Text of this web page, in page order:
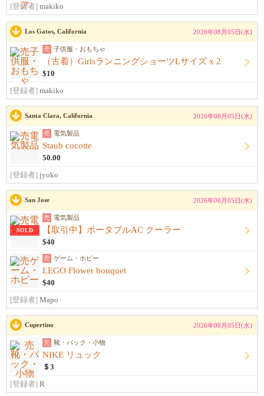
[登録者] makiko
Los Gatos, California 2026年08月05日(水)
売 子供服・おもちゃ
（古着）GirlsランニングショーツLサイズ x 2
$10
[登録者] makiko
Santa Clara, California 2026年08月05日(水)
売 電気製品
Staub cocotte
50.00
[登録者] jyoko
San Jose 2026年08月05日(水)
SOLD
売 電気製品
【取引中】ポータブルAC クーラー
$40
売 ゲーム・ホビー
LEGO Flower bouquet
$40
[登録者] Mapo
Cupertino 2026年08月05日(水)
売 靴・バック・小物
NIKE リュック
＄3
[登録者] R